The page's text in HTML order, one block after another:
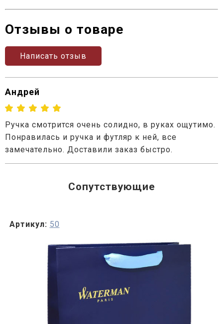
Отзывы о товаре
Написать отзыв
Андрей
Ручка смотрится очень солидно, в руках ощутимо.
Понравилась и ручка и футляр к ней, все
замечательно. Доставили заказ быстро.
Сопутствующие
Артикул: 50